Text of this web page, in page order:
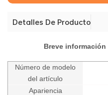
Detalles De Producto
Breve
Número de modelo
del artículo
Apariencia